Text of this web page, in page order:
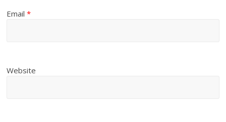
Email*
Website